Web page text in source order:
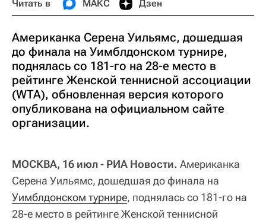
Читать в МАКС Дзен
Американка Серена Уильямс, дошедшая
до финала на Уимблдонском турнире,
поднялась со 181-го на 28-е место в
рейтинге Женской теннисной ассоциации
(WTA), обновленная версия которого
опубликована на официальном сайте
организации.
МОСКВА, 16 июл - РИА Новости. Американка
Серена Уильямс, дошедшая до финала на
Уимблдонском турнире, поднялась со 181-го на
28-е место в рейтинге Женской теннисной